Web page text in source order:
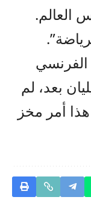
العالم.
بعد، لم
أمر مخز